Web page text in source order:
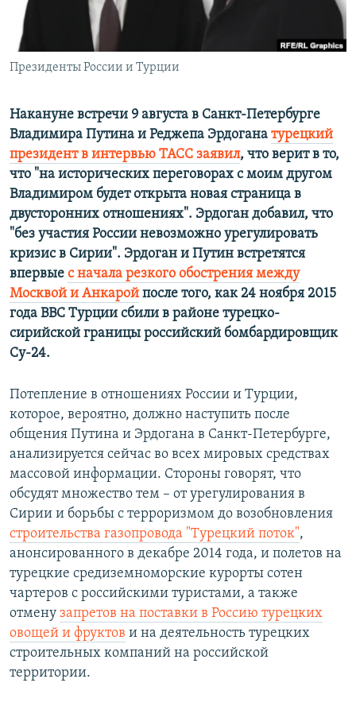
Президенты России и Турции
Накануне встречи 9 августа в Санкт-Петербурге
Владимира Путина и Реджепа Эрдогана турецкий
президент в интервью ТАСС заявил, что верит в то,
что "на исторических переговорах с моим другом
Владимиром будет открыта новая страница в
двусторонних отношениях". Эрдоган добавил, что
"без участия России невозможно урегулировать
кризис в Сирии". Эрдоган и Путин встретятся
впервые с начала резкого обострения между
Москвой и Анкарой после того, как 24 ноября 2015
года ВВС Турции сбили в районе турецко-
сирийской границы российский бомбардировщик
Су-24.
Потепление в отношениях России и Турции,
которое, вероятно, должно наступить после
общения Путина и Эрдогана в Санкт-Петербурге,
анализируется сейчас во всех мировых средствах
массовой информации. Стороны говорят, что
обсудят множество тем – от урегулирования в
Сирии и борьбы с терроризмом до возобновления
строительства газопровода "Турецкий поток",
анонсированного в декабре 2014 года, и полетов на
турецкие средиземноморские курорты сотен
чартеров с российскими туристами, а также
отмену запретов на поставки в Россию турецких
овощей и фруктов и на деятельность турецких
строительных компаний на российской
территории.